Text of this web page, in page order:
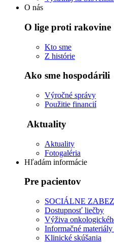
O nás
O lige proti rakovine
Kto sme
Z histórie
Ako sme hospodárili
Výročné správy
Použitie financií
Aktuality
Aktuality
Fotogaléria
Hľadám informácie
Pre pacientov
SOCIÁLNE
Dostupnosť liečby
Výživa
Informačné
Klinické skúšania